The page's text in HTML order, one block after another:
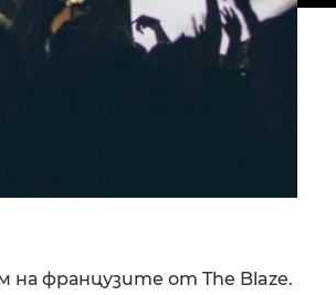
французите от The Blaze.